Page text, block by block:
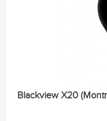
Blackview X20